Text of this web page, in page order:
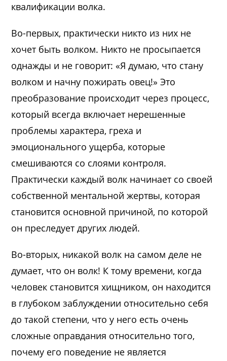
квалификации волка.
Во-первых, практически никто из них не
хочет быть волком. Никто не просыпается
однажды и не говорит: «Я думаю, что стану
волком и начну пожирать овец!» Это
преобразование происходит через процесс,
который всегда включает нерешенные
проблемы характера, греха и
эмоционального ущерба, которые
смешиваются со слоями контроля.
Практически каждый волк начинает со своей
собственной ментальной жертвы, которая
становится основной причиной, по которой
он преследует других людей.
Во-вторых, никакой волк на самом деле не
думает, что он волк! К тому времени, когда
человек становится хищником, он находится
в глубоком заблуждении относительно себя
до такой степени, что у него есть очень
сложные оправдания относительно того,
почему его поведение не является